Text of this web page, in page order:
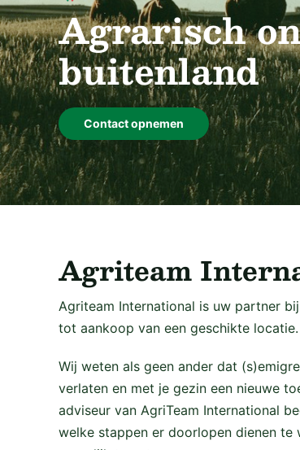
Agrarisch
buitenland
Contact opnemen
Agriteam
Agriteam International is uw partner
tot aankoop van een geschikte
Wij weten als geen ander dat
verlaten en met je gezin een nieuwe
adviseur van AgriTeam International
welke stappen er doorlopen dienen te